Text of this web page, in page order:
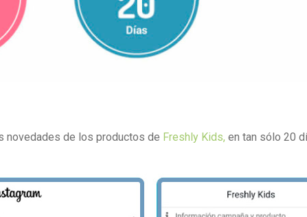
novedades de los productos de Freshly Kids, en tan sólo 20